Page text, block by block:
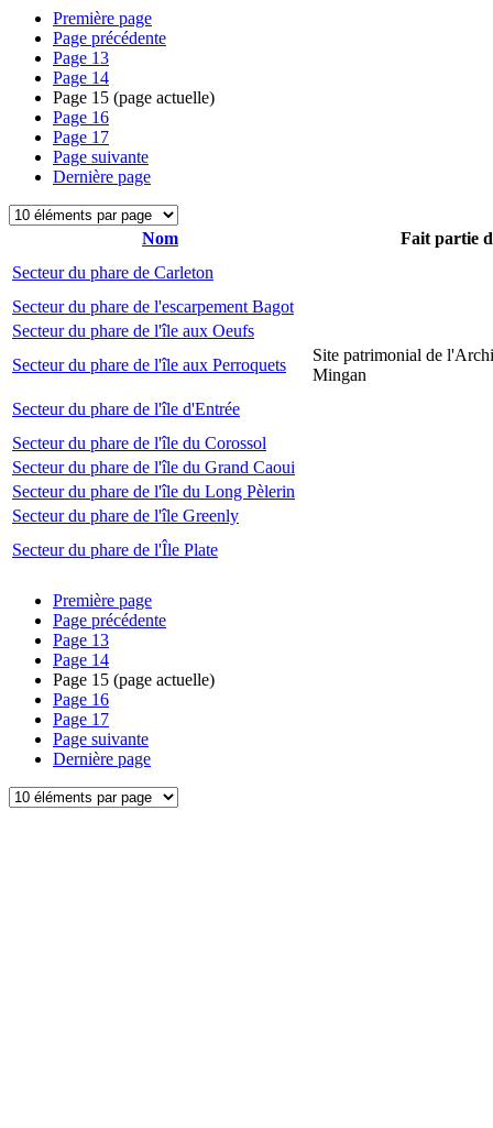
Première page
Page précédente
Page 13
Page 14
Page 15 (page actuelle)
Page 16
Page 17
Page suivante
Dernière page
Nom
Fait partie
Secteur du phare de Carleton
Secteur du phare de l'escarpement Bagot
Secteur du phare de l'île aux Oeufs
Secteur du phare de l'île aux Perroquets
Site patrimonial de
Mingan
Secteur du phare de l'île d'Entrée
Secteur du phare de l'île du Corossol
Secteur du phare de l'île du Grand Caoui
Secteur du phare de l'île du Long Pèlerin
Secteur du phare de l'île Greenly
Secteur du phare de l'Île Plate
Première page
Page précédente
Page 13
Page 14
Page 15 (page actuelle)
Page 16
Page 17
Page suivante
Dernière page